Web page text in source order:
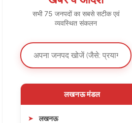
सभी 75 जनपदों का सबसे सटीक एवं
व्यवस्थित संकलन
लखनऊ मंडल
लखनऊ